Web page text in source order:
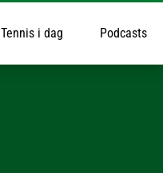
Tennis i dag Podcasts